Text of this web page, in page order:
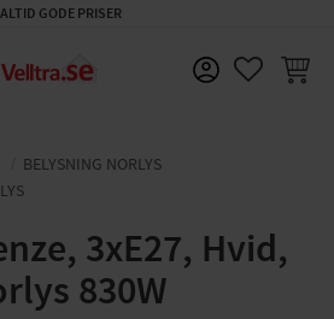
ALTID GODE PRISER
BELYSNING NORLYS
3xE27, Hvid,
830W